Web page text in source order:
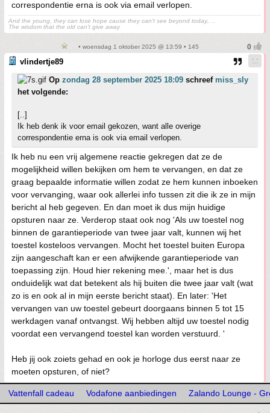
correspondentie erna is ook via email verlopen.
And the young, they can lose hope cause they can't see beyond today,. ..
The wisdom that the old can't give away
• woensdag 1 oktober 2025 @ 13:59 • 145
vlindertje89
Op zondag 28 september 2025 18:09 schreef miss_sly
het volgende:
[..]
Ik heb denk ik voor email gekozen, want alle overige
correspondentie erna is ook via email verlopen.
Ik heb nu een vrij algemene reactie gekregen dat ze de
mogelijkheid willen bekijken om hem te vervangen, en dat ze
graag bepaalde informatie willen zodat ze hem kunnen inboeken
voor vervanging, waar ook allerlei info tussen zit die ik ze in mijn
bericht al heb gegeven. En dan moet ik dus mijn huidige
opsturen naar ze. Verderop staat ook nog 'Als uw toestel nog
binnen de garantieperiode van twee jaar valt, kunnen wij het
toestel kosteloos vervangen. Mocht het toestel buiten Europa
zijn aangeschaft kan er een afwijkende garantieperiode van
toepassing zijn. Houd hier rekening mee.', maar het is dus
onduidelijk wat dat betekent als hij buiten die twee jaar valt (wat
zo is en ook al in mijn eerste bericht staat). En later: 'Het
vervangen van uw toestel gebeurt doorgaans binnen 5 tot 15
werkdagen vanaf ontvangst. Wij hebben altijd uw toestel nodig
voordat een vervangend toestel kan worden verstuurd. '
Heb jij ook zoiets gehad en ook je horloge dus eerst naar ze
moeten opsturen, of niet?
Vattenfall cadeau Vodafone aanbiedingen Zalando Lounge -